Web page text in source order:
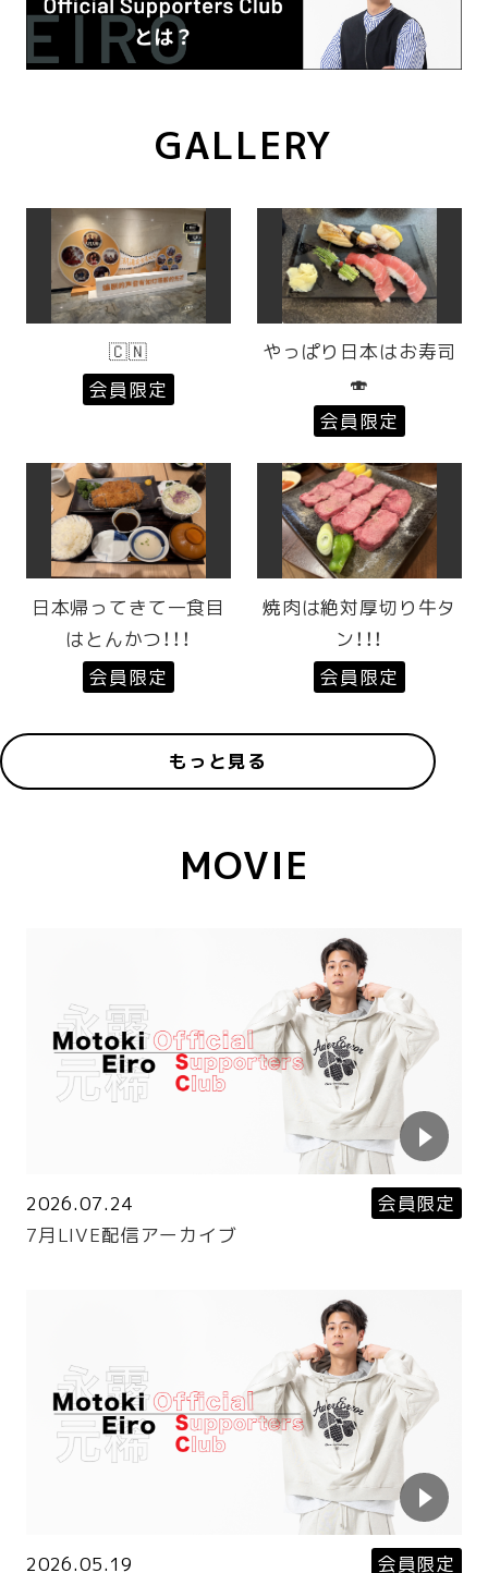
GALLERY
もっと見る
🇨🇳
会員限定
やっぱり日本はお寿司
🍣
会員限定
日本帰ってきて一食目
はとんかつ！！！
会員限定
焼肉は絶対厚切り牛タ
ン！！！
会員限定
MOVIE
2026.07.24
会員限定
7月LIVE配信アーカイブ
2026.05.19 会員限定